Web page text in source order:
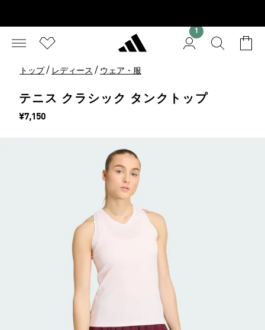
トップ / レディース / ウェア・服
テニス クラシック タンクトップ
価格
¥7,150